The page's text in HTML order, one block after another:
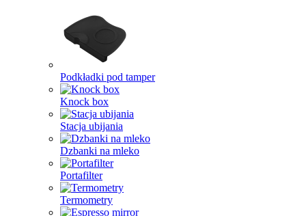
Podkładki pod tamper
Knock box
Stacja ubijania
Dzbanki na mleko
Portafilter
Termometry